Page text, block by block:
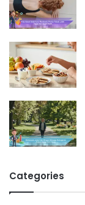
Categories